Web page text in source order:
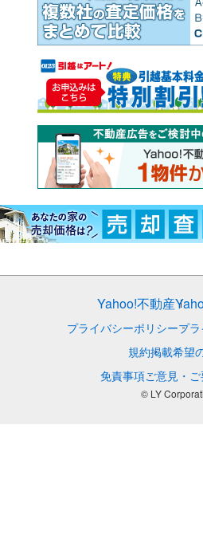
Yahoo!不動産
プライバシーポリシープ
規約掲載希望
免責事項ご意見・
© LY